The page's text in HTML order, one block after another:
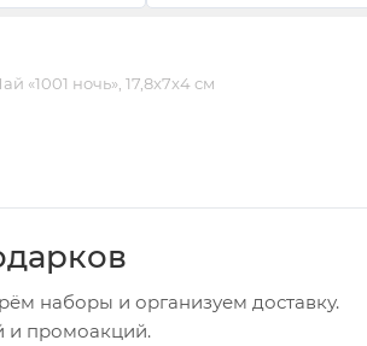
«1001 ночь», 17,8x7x4 см
наборы и организуем доставку.
и промоакций.